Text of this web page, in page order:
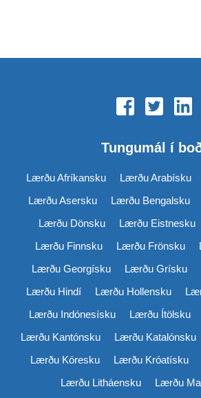
Tungumál í
Lærðu Afríkansku Lærðu Arabísku
Lærðu Asersku
Lærðu Bengalsku
Lærðu Dönsku
Lærðu Eistnesku
Lærðu Finnsku
Lærðu Frönsku
Lærðu Georgísku
Lærðu Grísku
Lærðu Hindí
Lærðu Hollensku
Lærðu Indónesísku
Lærðu Ítölsku
Lærðu Kantónsku
Lærðu Katalónsku
Lærðu Kóresku
Lærðu Króatísku
Lærðu Litháensku
Lærðu